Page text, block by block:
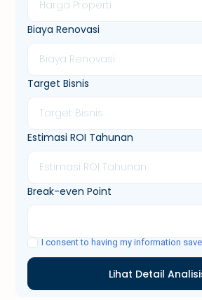
Biaya Renovasi
Target Bisnis
Target Bisnis
Estimasi ROI Tahunan
Break-even Point
I consent to having my information
Lihat Detail